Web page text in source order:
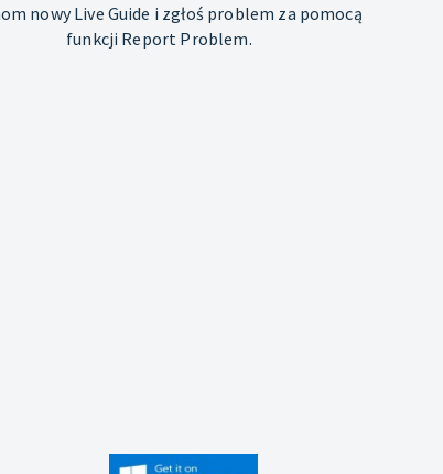
nowy Live Guide i zgłoś problem za pomocą
funkcji Report Problem.